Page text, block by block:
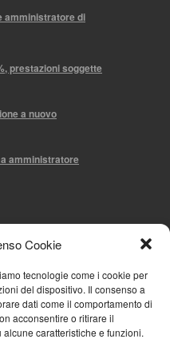
Cookie
tecnologie come i cookie per
del dispositivo. Il consenso a
dati come il comportamento di
acconsentire o ritirare il
caratteristiche e funzioni.
amministratore di
prestazioni soggette
a nuovo
amministratore